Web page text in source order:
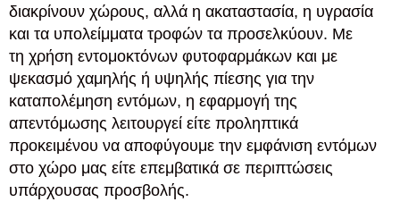
διακρίνουν χώρους, αλλά η ακαταστασία, η υγρασία
και τα υπολείμματα τροφών τα προσελκύουν. Με
τη χρήση εντομοκτόνων φυτοφαρμάκων και με
ψεκασμό χαμηλής ή υψηλής πίεσης για την
καταπολέμηση εντόμων, η εφαρμογή της
απεντόμωσης λειτουργεί είτε προληπτικά
προκειμένου να αποφύγουμε την εμφάνιση εντόμων
στο χώρο μας είτε επεμβατικά σε περιπτώσεις
υπάρχουσας προσβολής.